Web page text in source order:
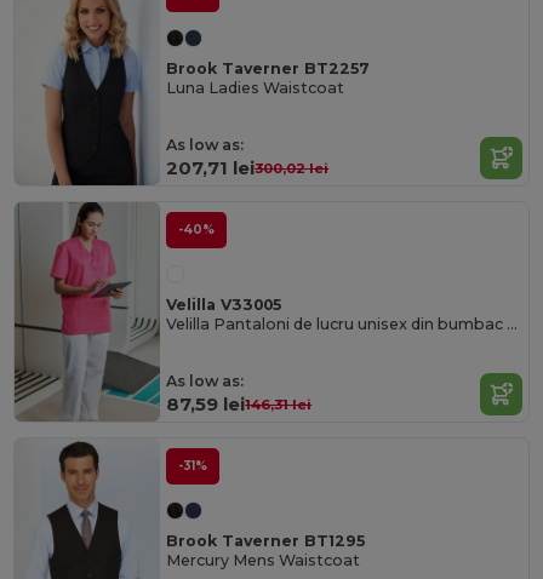
Brook Taverner BT2257
Luna Ladies Waistcoat
As low as:
207,71 lei300,02 lei
-40%
Velilla V33005
Velilla Pantaloni de lucru unisex din bumbac pentru profesioniștii din domeniul medical
As low as:
87,59 lei146,31 lei
-31%
Brook Taverner BT1295
Mercury Mens Waistcoat